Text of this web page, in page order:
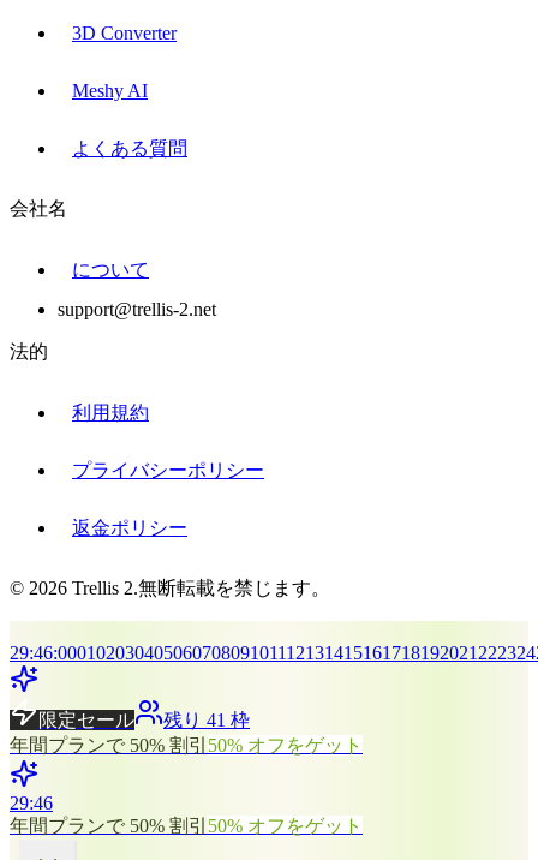
3D Converter
Meshy AI
よくある質問
会社名
について
support@trellis-2.net
法的
利用規約
プライバシーポリシー
返金ポリシー
© 2026 Trellis 2.無断転載を禁じます。
29:46:00010203040506070809101112131415161718192021222324
限定セール
残り 41 枠
年間プランで 50% 割引 50% オフをゲット
29:46
年間プランで 50% 割引 50% オフをゲット